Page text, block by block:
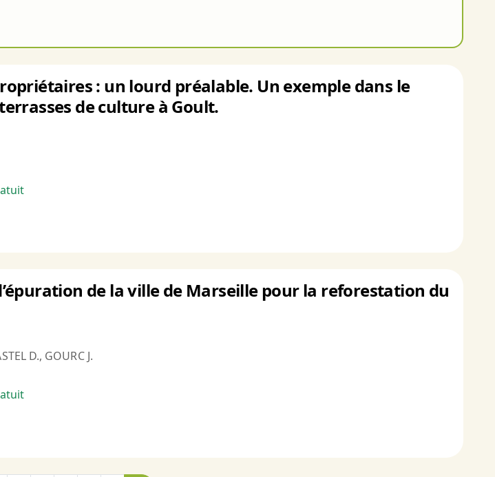
: un lourd préalable. Un exemple dans le
de culture à Goult.
de la ville de Marseille pour la reforestation du
D., GOURC J.